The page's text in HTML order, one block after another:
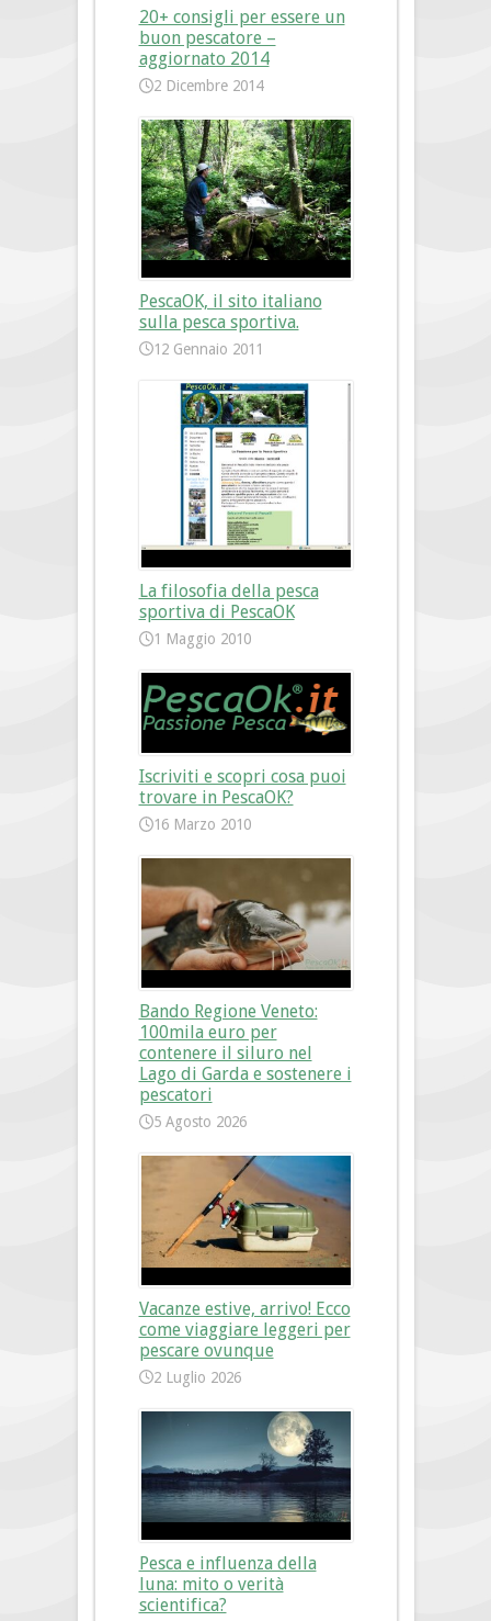
20+ consigli per essere un
buon pescatore –
aggiornato 2014
2 Dicembre 2014
PescaOK, il sito italiano
sulla pesca sportiva.
12 Gennaio 2011
La filosofia della pesca
sportiva di PescaOK
1 Maggio 2010
Iscriviti e scopri cosa puoi
trovare in PescaOK?
16 Marzo 2010
Bando Regione Veneto:
100mila euro per
contenere il siluro nel
Lago di Garda e sostenere i
pescatori
5 Agosto 2026
Vacanze estive, arrivo! Ecco
come viaggiare leggeri per
pescare ovunque
2 Luglio 2026
Pesca e influenza della
luna: mito o verità
scientifica?